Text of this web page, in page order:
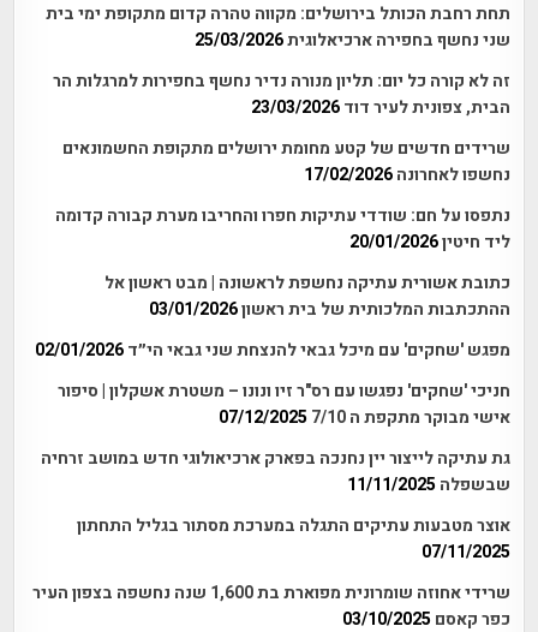
תחת רחבת הכותל בירושלים: מקווה טהרה קדום מתקופת ימי בית
שני נחשף בחפירה ארכיאלוגית25/03/2026
זה לא קורה כל יום: תליון מנורה נדיר נחשף בחפירות למרגלות הר
הבית, צפונית לעיר דוד 23/03/2026
שרידים חדשים של קטע מחומת ירושלים מתקופת החשמונאים
נחשפו לאחרונה 17/02/2026
נתפסו על חם: שודדי עתיקות חפרו והחריבו מערת קבורה קדומה
ליד חיטין20/01/2026
כתובת אשורית עתיקה נחשפת לראשונה | מבט ראשון אל
ההתכתבות המלכותית של בית ראשון03/01/2026
מפגש 'שחקים' עם מיכל גבאי להנצחת שני גבאי הי״ד 02/01/2026
חניכי 'שחקים' נפגשו עם רס"ר זיו ונונו – משטרת אשקלון | סיפור
אישי מבוקר מתקפת ה 7/10
07/12/2025
גת עתיקה לייצור יין נחנכה בפארק ארכיאולוגי חדש במושב זרחיה
שבשפלה 11/11/2025
אוצר מטבעות עתיקים התגלה במערכת מסתור בגליל התחתון
07/11/2025
שרידי אחוזה שומרונית מפוארת בת 1,600 שנה נחשפה בצפון העיר
כפר קאסם 03/10/2025